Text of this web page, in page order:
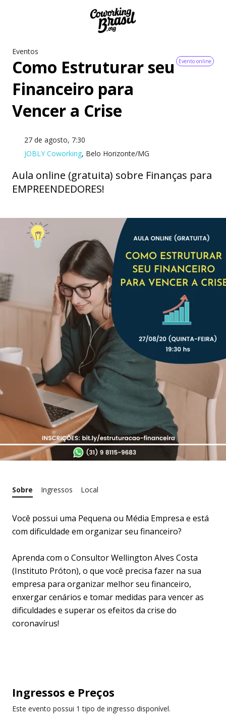
Eventos
Evento online
Como Estruturar seu
Financeiro para
Vencer a Crise
27 de agosto, 7:30
JOBLY Coworking, Belo Horizonte/MG
Aula online (gratuita) sobre Finanças para
EMPREENDEDORES!
Sobre Ingressos Local
Você possui uma Pequena ou Média Empresa e está
com dificuldade em organizar seu financeiro?
Aprenda com o Consultor Wellington Alves Costa
(Instituto Próton), o que você precisa fazer na sua
empresa para organizar melhor seu financeiro,
enxergar cenários e tomar medidas para vencer as
dificuldades e superar os efeitos da crise do
coronavírus!
Ingressos e Preços
Este evento possui 1 tipo de ingresso disponível.